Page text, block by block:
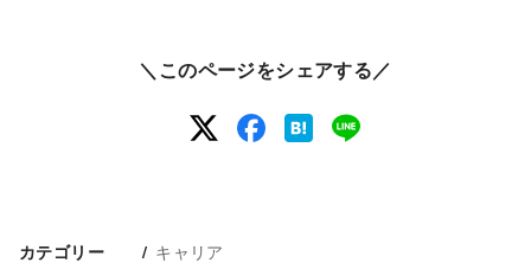
＼このページをシェアする／
カテゴリー キャリア